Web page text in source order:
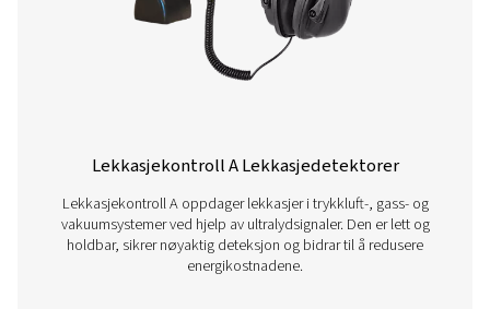
automatisk til
Sensibilitet min: 0,1 l/min
m avstand, ca. 1